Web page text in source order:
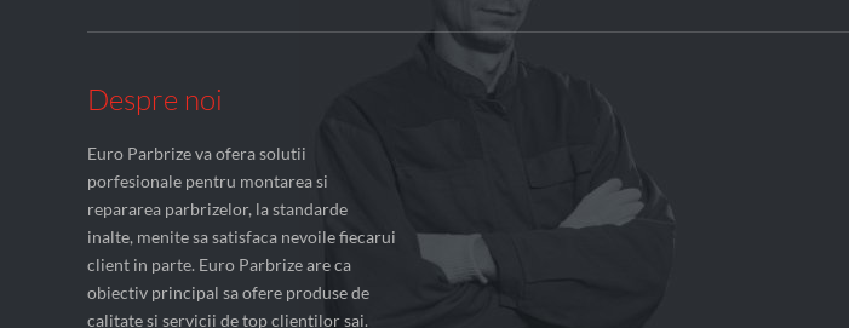
Despre noi
Euro Parbrize va ofera solutii
porfesionale pentru montarea si
repararea parbrizelor, la standarde
inalte, menite sa satisfaca nevoile fiecarui
client in parte. Euro Parbrize are ca
obiectiv principal sa ofere produse de
calitate si servicii de top clientilor sai.